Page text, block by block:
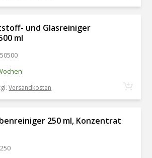
und Glasreiniger
ml
Versandkosten
250 ml, Konzentrat